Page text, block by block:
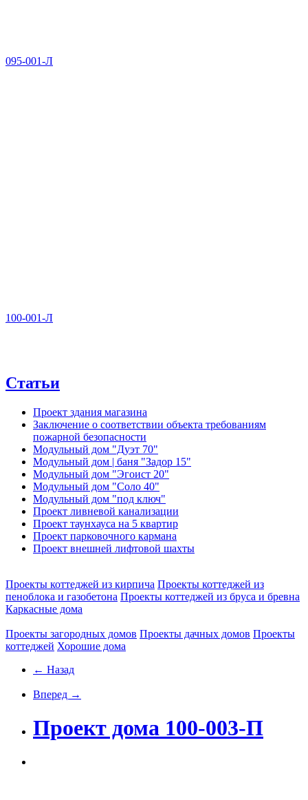
095-001-Л
100-001-Л
Статьи
Проект здания магазина
Заключение о соответствии объекта требованиям
пожарной безопасности
Модульный дом "Дуэт 70"
Модульный дом | баня "Задор 15"
Модульный дом "Эгоист 20"
Модульный дом "Соло 40"
Модульный дом "под ключ"
Проект ливневой канализации
Проект таунхауса на 5 квартир
Проект парковочного кармана
Проект внешней лифтовой шахты
Проекты коттеджей из кирпича Проекты коттеджей из
пеноблока и газобетона Проекты коттеджей из бруса и бревна
Каркасные дома
Проекты загородных домов Проекты дачных домов Проекты
коттеджей Хорошие дома
← Назад
Вперед →
Проект дома 100-003-П